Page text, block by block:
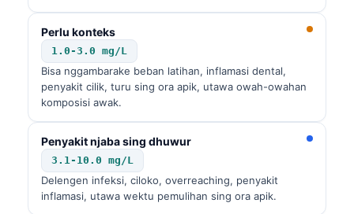
Perlu konteks
1.0-3.0 mg/L
Bisa nggambarake beban latihan, inflamasi dental,
penyakit cilik, turu sing ora apik, utawa owah-owahan
komposisi awak.
Penyakit njaba sing dhuwur
3.1-10.0 mg/L
Delengen infeksi, ciloko, overreaching, penyakit
inflamasi, utawa wektu pemulihan sing ora apik.
日本語
Čeština
ქართული
Русский
Lietuvių kalba
Polski
한국어